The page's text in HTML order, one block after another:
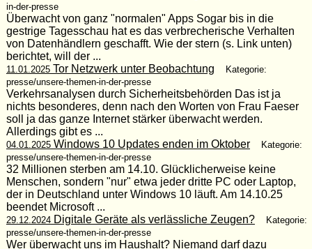
in-der-presse
Überwacht von ganz "normalen" Apps Sogar bis in die
gestrige Tagesschau hat es das verbrecherische Verhalten
von Datenhändlern geschafft. Wie der stern (s. Link unten)
berichtet, will der ...
11.01.2025Tor Netzwerk unter Beobachtung
Kategorie:
presse/unsere-themen-in-der-presse
Verkehrsanalysen durch Sicherheitsbehörden Das ist ja
nichts besonderes, denn nach den Worten von Frau Faeser
soll ja das ganze Internet stärker überwacht werden.
Allerdings gibt es ...
04.01.2025Windows 10 Updates enden im Oktober
Kategorie:
presse/unsere-themen-in-der-presse
32 Millionen sterben am 14.10. Glücklicherweise keine
Menschen, sondern "nur" etwa jeder dritte PC oder Laptop,
der in Deutschland unter Windows 10 läuft. Am 14.10.25
beendet Microsoft ...
29.12.2024Digitale Geräte als verlässliche Zeugen?
Kategorie:
presse/unsere-themen-in-der-presse
Wer überwacht uns im Haushalt? Niemand darf dazu